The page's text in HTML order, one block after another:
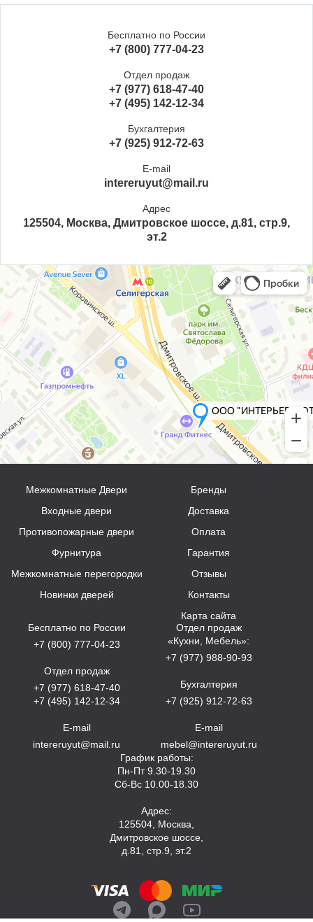
Бесплатно по России
+7 (800) 777-04-23
Отдел продаж
+7 (977) 618-47-40
+7 (495) 142-12-34
Бухгалтерия
+7 (925) 912-72-63
E-mail
intereruyut@mail.ru
Адрес
125504, Москва, Дмитровское шоссе, д.81, стр.9,
эт.2
Межкомнатные Двери
Входные двери
Противопожарные двери
Фурнитура
Межкомнатные перегородки
Новинки дверей
Бренды
Доставка
Оплата
Гарантия
Отзывы
Контакты
Карта сайта
Бесплатно по России
+7 (800) 777-04-23
Отдел продаж
+7 (977) 618-47-40
+7 (495) 142-12-34
E-mail
intereruyut@mail.ru
Отдел продаж
«Кухни, Мебель»:
+7 (977) 988-90-93
Бухгалтерия
+7 (925) 912-72-63
E-mail
mebel@intereruyut.ru
График работы:
Пн-Пт 9.30-19.30
Сб-Вс 10.00-18.30
Адрес:
125504, Москва,
Дмитровское шоссе,
д.81, стр.9, эт.2